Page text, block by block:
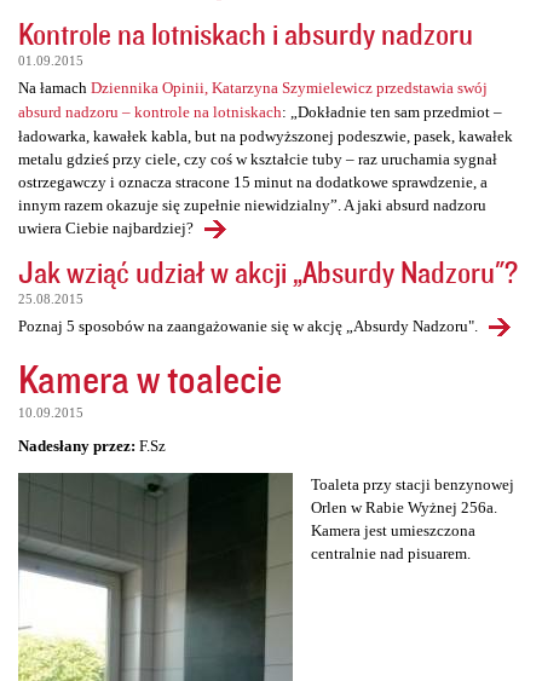
Kontrole na lotniskach i absurdy nadzoru
01.09.2015
Na łamach Dziennika Opinii, Katarzyna Szymielewicz przedstawia swój
absurd nadzoru – kontrole na lotniskach: „Dokładnie ten sam przedmiot –
ładowarka, kawałek kabla, but na podwyższonej podeszwie, pasek, kawałek
metalu gdzieś przy ciele, czy coś w kształcie tuby – raz uruchamia sygnał
ostrzegawczy i oznacza stracone 15 minut na dodatkowe sprawdzenie, a
innym razem okazuje się zupełnie niewidzialny”. A jaki absurd nadzoru
uwiera Ciebie najbardziej?
Jak wziąć udział w akcji „Absurdy Nadzoru"?
25.08.2015
Poznaj 5 sposobów na zaangażowanie się w akcję „Absurdy Nadzoru".
Kamera w toalecie
10.09.2015
Nadesłany przez: F.Sz
Toaleta przy stacji benzynowej
Orlen w Rabie Wyżnej 256a.
Kamera jest umieszczona
centralnie nad pisuarem.